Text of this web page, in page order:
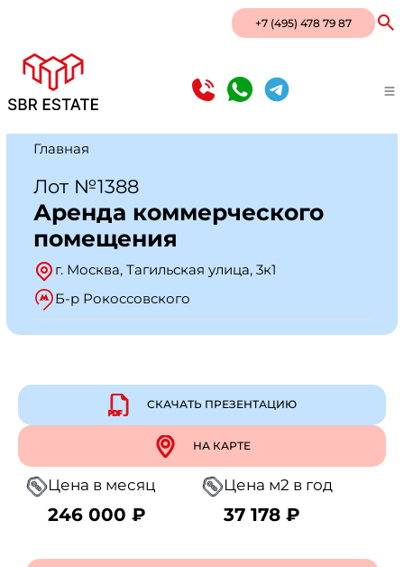
+7 (495) 478 79 87
Главная
Лот №1388
Аренда коммерческого
помещения
г. Москва, Тагильская улица, 3к1
Б-р Рокоссовского
СКАЧАТЬ ПРЕЗЕНТАЦИЮ
НА КАРТЕ
Цена в месяц
246 000 ₽
Цена м2 в год
37 178 ₽